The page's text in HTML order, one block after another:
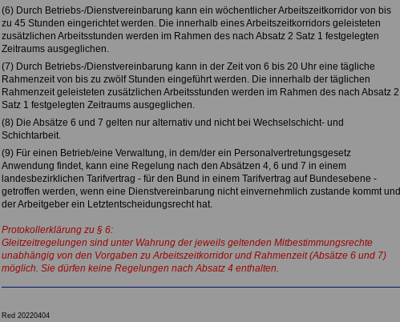
(6) Durch Betriebs-/Dienstvereinbarung kann ein wöchentlicher Arbeitszeitkorridor von bis
zu 45 Stunden eingerichtet werden. Die innerhalb eines Arbeitszeitkorridors geleisteten
zusätzlichen Arbeitsstunden werden im Rahmen des nach Absatz 2 Satz 1 festgelegten
Zeitraums ausgeglichen.
(7) Durch Betriebs-/Dienstvereinbarung kann in der Zeit von 6 bis 20 Uhr eine tägliche
Rahmenzeit von bis zu zwölf Stunden eingeführt werden. Die innerhalb der täglichen
Rahmenzeit geleisteten zusätzlichen Arbeitsstunden werden im Rahmen des nach Absatz 2
Satz 1 festgelegten Zeitraums ausgeglichen.
(8) Die Absätze 6 und 7 gelten nur alternativ und nicht bei Wechselschicht- und
Schichtarbeit.
(9) Für einen Betrieb/eine Verwaltung, in dem/der ein Personalvertretungsgesetz
Anwendung findet, kann eine Regelung nach den Absätzen 4, 6 und 7 in einem
landesbezirklichen Tarifvertrag - für den Bund in einem Tarifvertrag auf Bundesebene -
getroffen werden, wenn eine Dienstvereinbarung nicht einvernehmlich zustande kommt und
der Arbeitgeber ein Letztentscheidungsrecht hat.
Protokollerklärung zu § 6:
Gleitzeitregelungen sind unter Wahrung der jeweils geltenden Mitbestimmungsrechte
unabhängig von den Vorgaben zu Arbeitszeitkorridor und Rahmenzeit (Absätze 6 und 7)
möglich. Sie dürfen keine Regelungen nach Absatz 4 enthalten.
Red 20220404